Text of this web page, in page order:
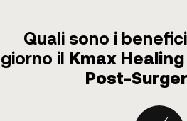
Quali sono i
giorno il Kmax
Post-